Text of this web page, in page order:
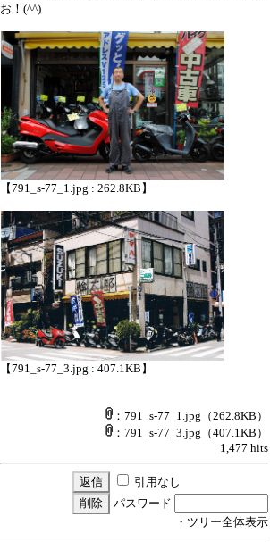
お！(^^)ゞ
【791_s-77_1.jpg : 262.8KB】
【791_s-77_3.jpg : 407.1KB】
：791_s-77_1.jpg （262.8KB）
：791_s-77_3.jpg （407.1KB）
1,477 hits
引用なし
パスワード
・ツリー全体表示